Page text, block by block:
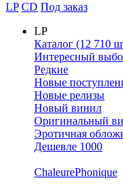
LP CD Под заказ
LP
Каталог (12 710
Интересный
Редкие
Новые
Новые релизы
Новый винил
Оригинальный
Эротичная
Дешевле 1000
ChaleurePhonique